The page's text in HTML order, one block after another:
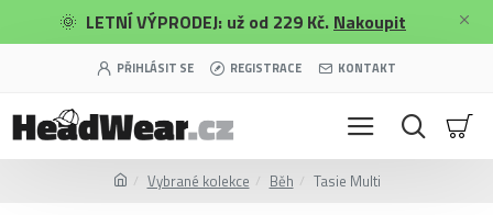
🌞 LETNÍ VÝPRODEJ: už od 229 Kč. Nakoupit
PŘIHLÁSIT SE REGISTRACE KONTAKT
Vybrané kolekce Běh Tasie Multi